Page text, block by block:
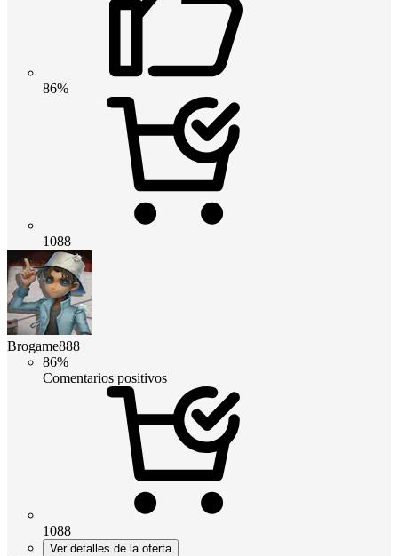
86%
1088
Brogame888
86%
Comentarios positivos
1088
Ver detalles de la oferta